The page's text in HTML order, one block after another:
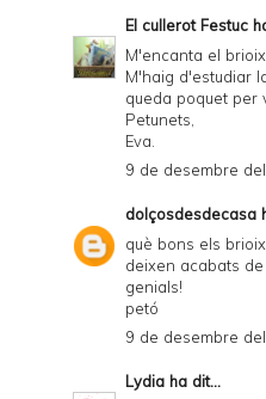
El cullerot Festuc
M'encanta el
M'haig d'estudiar
queda poquet per
Petunets,
Eva.
9 de desembre
dolçosdesdecasa
què bons els
deixen acabats
genials!
petó
9 de desembre
Lydia ha dit...